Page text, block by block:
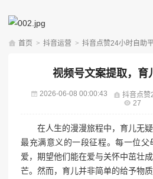
首页 > 抖音运营 > 抖音点赞24小时自助
视频号文案提取，育
2026-06-08 00:00:43 抖音点赞
27
在人生的漫漫旅程中，育儿无
最充满意义的一段征程。每一位父
爱，期望他们能在爱与关怀中茁壮
芒。然而，育儿并非简单的给予物